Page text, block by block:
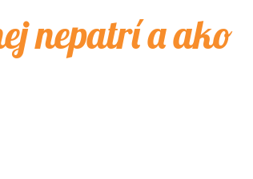
nepatrí a ako